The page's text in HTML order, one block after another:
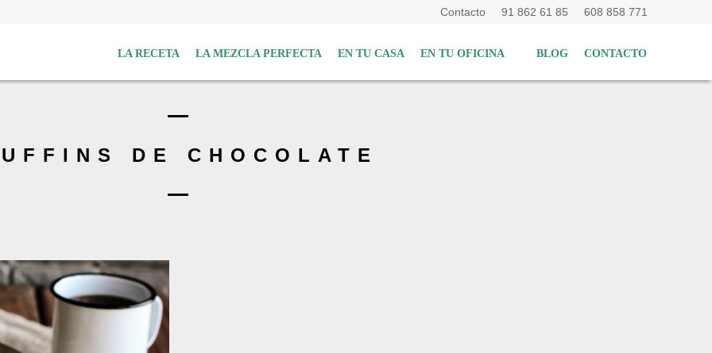
Contacto 91 862 61 85 608 858 771
CONTACTO
BLOG
EN TU OFICINA
EN TU CASA
LA MEZCLA PERFECTA
LA RECETA
DE CHOCOLATE